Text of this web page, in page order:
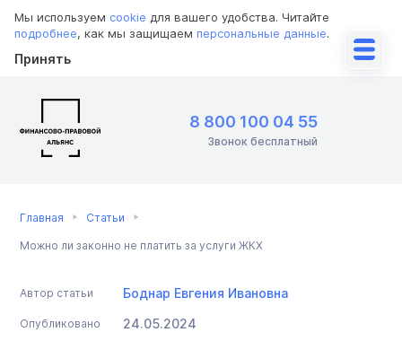
Мы используем cookie для вашего удобства. Читайте
подробнее, как мы защищаем персональные данные.
Принять
8 800 100 04 55
Звонок бесплатный
Главная Статьи
Можно ли законно не платить за услуги ЖКХ
Автор статьи Боднар Евгения Ивановна
Опубликовано 24.05.2024